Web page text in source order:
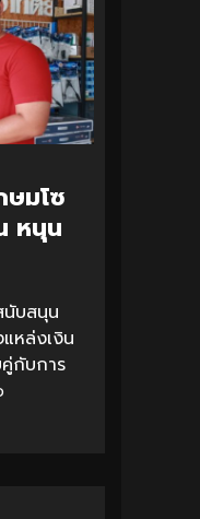
ษมโซ
หนุน
นับสนุน
แหล่งเงิน
กับการ